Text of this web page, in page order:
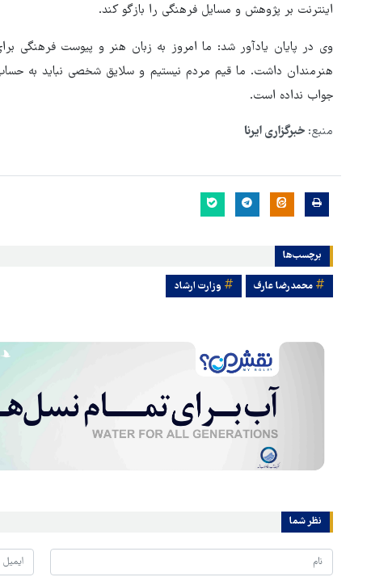
اینترنت بر پژوهش و مسایل فرهنگی را بازگو کند.
وی در پایان یادآور شد: ما امروز به زبان هنر و پیوست فرهنگی
هنرمندان داشت. ما قیم مردم نیستیم و سلایق شخصی نباید به
جواب نداده است.
منبع: خبرگزاری ایرنا
برچسب‌ها
محمدرضا عارف وزارت ارشاد
نظر شما